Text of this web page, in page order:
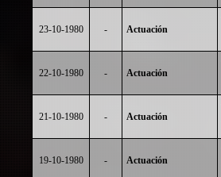
23-10-1980 - Actuación
22-10-1980 - Actuación
21-10-1980 - Actuación
19-10-1980 - Actuación